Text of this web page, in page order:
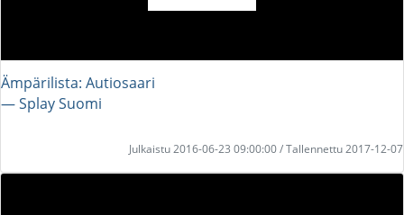
Ämpärilista: Autiosaari
― Splay Suomi
Julkaistu 2016-06-23 09:00:00 / Tallennettu 2017-12-07